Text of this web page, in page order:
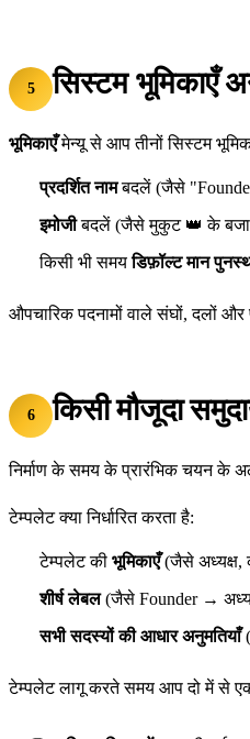
5 सिस्टम भूमिकाएँ
भूमिकाएँमेन्यू से आप तीनों सिस्टम
प्रदर्शित नामबदलें (जैसे
इमोजीबदलें (जैसे मुकुट 👑 के बजाय
किसी भी समयडिफ़ॉल्ट मान
औपचारिक पदनामों वाले संघों, दलों
6 किसी मौजूदा
निर्माण के समय के प्रारंभिक चयन के
टेम्पलेट क्या निर्धारित करता है:
टेम्पलेट की भूमिकाएँ(जैसे अध्यक्ष,
शीर्ष लेबल(जैसे Founder →
सभी सदस्यों की आधार अनुमतियाँ
टेम्पलेट लागू करते समय आप दो में से